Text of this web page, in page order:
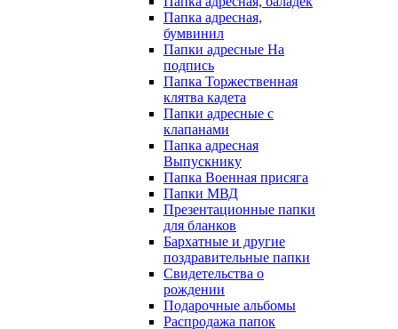
Папка адресная,
бумвинил
Папки адресные На
подпись
Папка Торжественная
клятва кадета
Папки адресные с
клапанами
Папка адресная
Выпускнику
Папка Военная присяга
Папки МВД
Презентационные папки
для бланков
Бархатные и другие
поздравительные папки
Свидетельства о
рождении
Подарочные альбомы
Распродажа папок